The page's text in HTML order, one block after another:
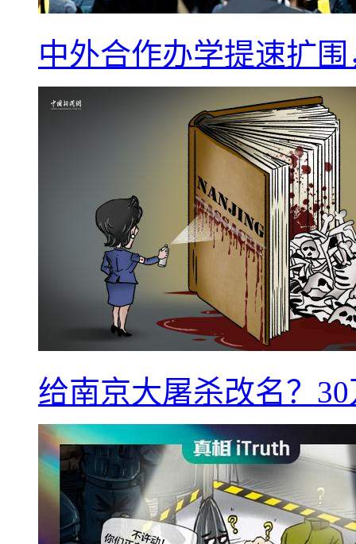
中外合作办学提速扩
给南京大屠杀改名？